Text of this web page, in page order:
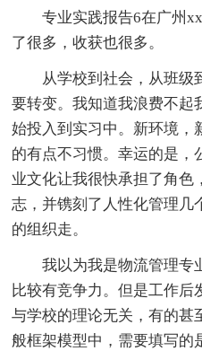
专业实践报告6在广州xx
了很多，收获也很多。
从学校到社会，从班级
要转变。我知道我浪费不起
始投入到实习中。新环境，
的有点不习惯。幸运的是，
业文化让我很快承担了角色
志，并镌刻了人性化管理几
的组织走。
我以为我是物流管理专
比较有竞争力。但是工作后
与学校的理论无关，有的甚
般框架模型中，需要填写的